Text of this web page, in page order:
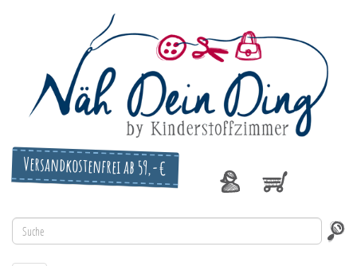
Versandkostenfrei ab 59,-€